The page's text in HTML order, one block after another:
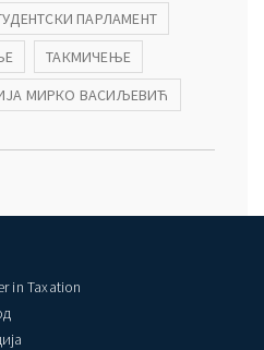
ПАРЛАМЕНТ
ТАКМИЧЕЊЕ
МИРКО ВАСИЉЕВИЋ
in Taxation